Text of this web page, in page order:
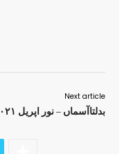
Next article
بدلتاآسماں – نور اپریل ۲۰۲۱